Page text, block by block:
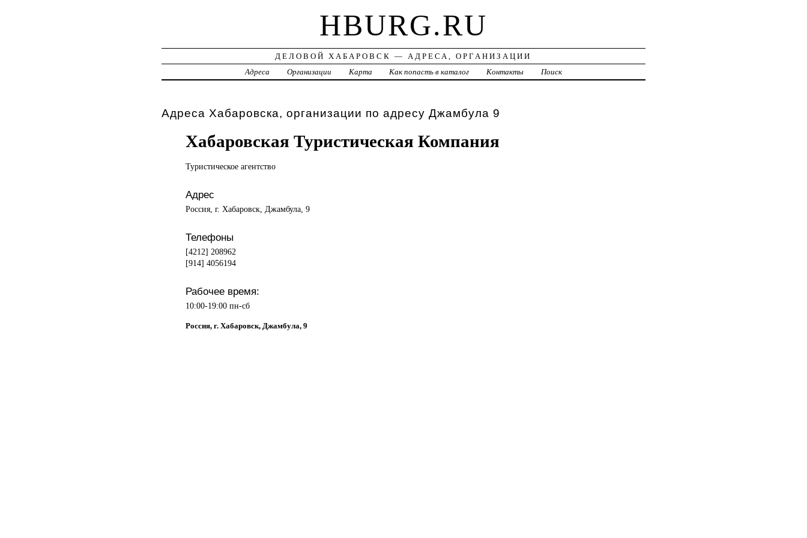
HBURG.RU
ДЕЛОВОЙ ХАБАРОВСК — АДРЕСА, ОРГАНИЗАЦИИ
Адреса
Организации Карта Как попасть в каталог Контакты Поиск
Адреса Хабаровска, организации по адресу Джамбула 9
Хабаровская Туристическая Компания
Туристическое агентство
Адрес
Россия, г. Хабаровск, Джамбула, 9
Телефоны
[4212] 208962
[914] 4056194
Рабочее время:
10:00-19:00 пн-сб
Россия, г. Хабаровск, Джамбула, 9